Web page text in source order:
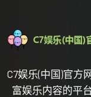
C7娱乐(中国)官方
富娱乐内容的平